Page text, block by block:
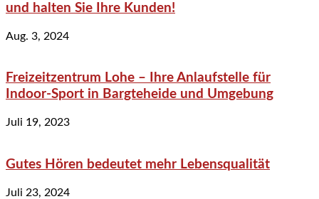
und halten Sie Ihre Kunden!
Aug. 3, 2024
Freizeitzentrum Lohe – Ihre Anlaufstelle für
Indoor-Sport in Bargteheide und Umgebung
Juli 19, 2023
Gutes Hören bedeutet mehr Lebensqualität
Juli 23, 2024